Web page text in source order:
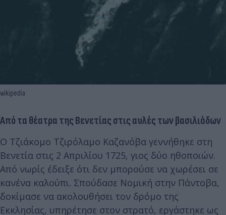
wikipedia
Από τα θέατρα της Βενετίας στις αυλές των βασιλιάδων
Ο Τζιάκομο Τζιρόλαμο Καζανόβα γεννήθηκε στη
Βενετία στις 2 Απριλίου 1725, γιος δύο ηθοποιών.
Από νωρίς έδειξε ότι δεν μπορούσε να χωρέσει σε
κανένα καλούπι. Σπούδασε Νομική στην Πάντοβα,
δοκίμασε να ακολουθήσει τον δρόμο της
Εκκλησίας, υπηρέτησε στον στρατό, εργάστηκε ως